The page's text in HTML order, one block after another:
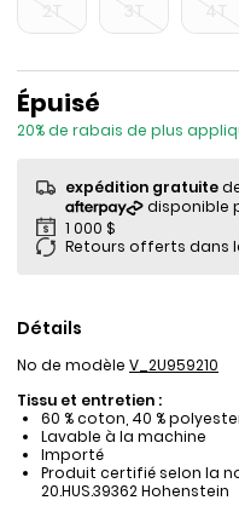
Prix de solde
Épuisé
20% de rabais de plus
expédition gratuite
Retours offerts dans
Détails
No de modèle V_2U959210
Tissu et entretien :
60 % coton, 40 %
Lavable à la machine
Importé
Produit certifié selon la
20.HUS.39362 Hohenstein